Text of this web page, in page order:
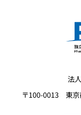
法
〒100-0013 東京